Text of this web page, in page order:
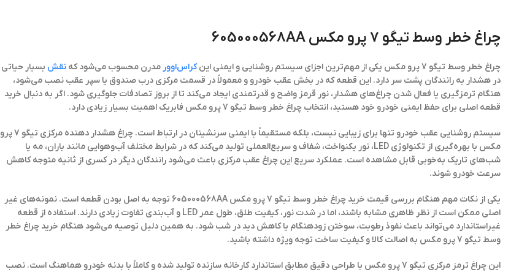
چراغ خطر وسط تیگو 7 پرو مکس 605000568AA
چراغ خطر وسط تیگو 7 پرو مکس یکی از مهم‌ترین اجزای سیستم روشنایی و ایمنی این کراس‌اوور مدرن محسوب می‌شود که نقش بسیار حیاتی
در هشدار به رانندگان پشت سر دارد. این قطعه که در بخش عقب خودرو و معمولاً در قسمت مرکزی درب صندوق یا سپر عقب نصب می‌شود،
هنگام ترمزگیری یا فعال شدن چراغ‌های هشدار، نور قرمز واضح و قدرتمندی ایجاد می‌کند تا از بروز تصادفات جلوگیری شود. اگر به دنبال خرید
قطعه اصلی برای حفظ ایمنی خودرو خود هستید، انتخاب چراغ خطر وسط تیگو 7 پرو مکس فابریک اهمیت بسیار زیادی دارد.
سیستم روشنایی عقب خودرو تنها برای زیبایی نیست، بلکه مستقیماً با ایمنی سرنشینان در ارتباط است. چراغ هشدار دهنده مرکزی تیگو 7 پرو
مکس با بهره‌گیری از تکنولوژی LED، نور یکنواخت، شفاف و سریع‌العملی تولید می‌کند که در شرایط مختلف آب‌وهوایی مانند باران، مه یا
شب‌های تاریک به‌خوبی قابل مشاهده است. عملکرد سریع این چراغ عقب مرکزی باعث می‌شود رانندگان دیگر در کسری از ثانیه متوجه کاهش
سرعت خودرو شوند.
یکی از نکات مهم هنگام بررسی قیمت خرید
چراغ خطر وسط تیگو 7 پرو مکس 605000568AA توجه به اصل بودن قطعه است. نمونه‌های غیر
اصلی ممکن است از نظر ظاهری مشابه باشند، اما در شدت نور، کیفیت طلق، طول عمر LED و آب‌بندی تفاوت زیادی دارند. استفاده از قطعه
غیراستاندارد می‌تواند باعث نفوذ رطوبت، سوختن زودهنگام یا کاهش دید در شب شود. به همین دلیل توصیه می‌شود هنگام خرید چراغ خطر
وسط تیگو 7 پرو مکس به اصالت کالا و کیفیت ساخت توجه ویژه داشته باشید.
این چراغ ترمز مرکزی تیگو 7 پرو مکس با طراحی دقیق مطابق استاندارد کارخانه سازنده تولید شده و کاملاً با بدنه خودرو هماهنگ است. نصب